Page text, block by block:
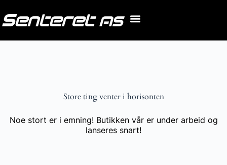
Store ting venter i horisonten
Noe stort er i emning! Butikken vår er under arbeid og
lanseres snart!